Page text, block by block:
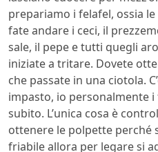
prepariamo i felafel, ossia
fate andare i ceci, il
sale, il pepe e tutti quegli
iniziate a tritare. Dovete
che passate in una ciotola.
impasto, io personalmente
subito. L’unica cosa è
ottenere le polpette perché
friabile allora per legare si